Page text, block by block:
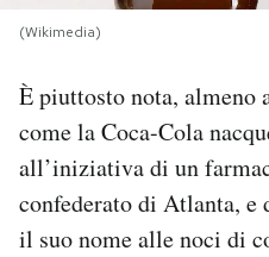
I MIEI PREFERITI
SHOP
CALENDARIO
AREA PERSONALE
(Wikimedia)
È piuttosto nota, almeno
come la Coca-Cola
all’iniziativa di un
confederato di Atlanta, e
il suo nome alle noci di